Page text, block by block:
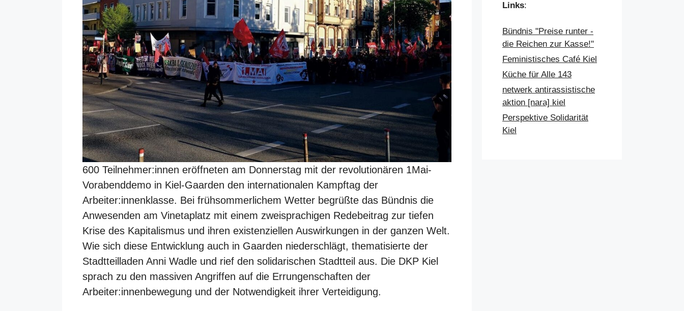
600 Teilnehmer:innen eröffneten am Donnerstag mit der revolutionären 1Mai-
Vorabenddemo in Kiel-Gaarden den internationalen Kampftag der
Arbeiter:innenklasse. Bei frühsommerlichem Wetter begrüßte das Bündnis die
Anwesenden am Vinetaplatz mit einem zweisprachigen Redebeitrag zur tiefen
Krise des Kapitalismus und ihren existenziellen Auswirkungen in der ganzen Welt.
Wie sich diese Entwicklung auch in Gaarden niederschlägt, thematisierte der
Stadtteilladen Anni Wadle und rief den solidarischen Stadtteil aus. Die DKP Kiel
sprach zu den massiven Angriffen auf die Errungenschaften der
Arbeiter:innenbewegung und der Notwendigkeit ihrer Verteidigung.
Links:
Bündnis "Preise runter -
die Reichen zur Kasse!"
Feministisches Café Kiel
Küche für Alle 143
netwerk antirassistische
aktion [nara] kiel
Perspektive Solidarität
Kiel